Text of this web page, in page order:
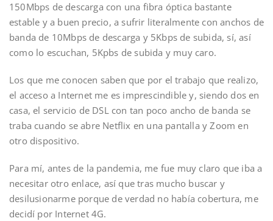
150Mbps de descarga con una fibra óptica bastante
estable y a buen precio, a sufrir literalmente con anchos de
banda de 10Mbps de descarga y 5Kbps de subida, sí, así
como lo escuchan, 5Kpbs de subida y muy caro.
Los que me conocen saben que por el trabajo que realizo,
el acceso a Internet me es imprescindible y, siendo dos en
casa, el servicio de DSL con tan poco ancho de banda se
traba cuando se abre Netflix en una pantalla y Zoom en
otro dispositivo.
Para mí, antes de la pandemia, me fue muy claro que iba a
necesitar otro enlace, así que tras mucho buscar y
desilusionarme porque de verdad no había cobertura, me
decidí por Internet 4G.